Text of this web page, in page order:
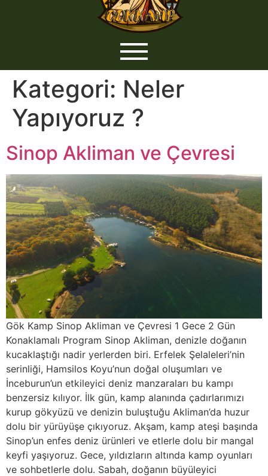
Kategori: Neler
Yapıyoruz ?
Sinop Akliman ve Çevresi
Gök Kamp Sinop Akliman ve Çevresi 1 Gece 2 Gün
Konaklamalı Program Sinop Akliman, denizle doğanın
kucaklaştığı nadir yerlerden biri. Erfelek Şelaleleri’nin
serinliği, Hamsilos Koyu’nun doğal oluşumları ve
İnceburun’un etkileyici deniz manzaraları bu kampı
benzersiz kılıyor. İlk gün, kamp alanında çadırlarımızı
kurup gökyüzü ve denizin buluştuğu Akliman’da huzur
dolu bir yürüyüşe çıkıyoruz. Akşam, kamp ateşi başında
Sinop’un enfes deniz ürünleri ve etlerle dolu bir mangal
keyfi yaşıyoruz. Gece, yıldızların altında kamp oyunları
ve sohbetlerle dolu. Sabah, doğanın büyüleyici